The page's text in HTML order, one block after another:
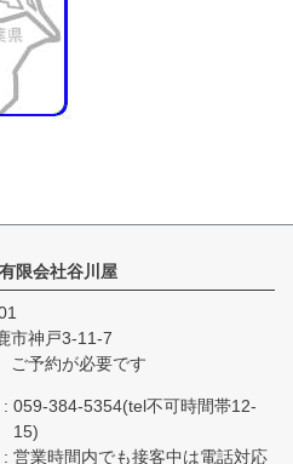
限会社谷川屋
市神戸3-11-7
ご予約が必要です
059-384-5354(tel不可時間帯12-
15)
営業時間内でも接客中は電話対応